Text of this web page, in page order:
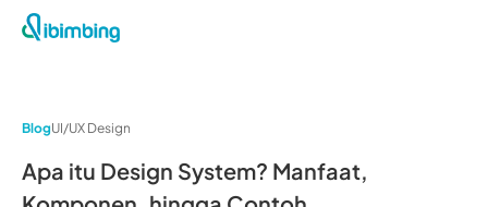
BlogUI/UX Design
Apa itu Design System? Manfaat,